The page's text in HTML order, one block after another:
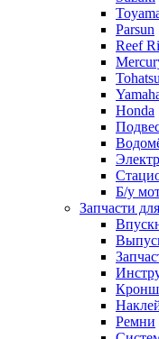
Parsun
Reef
Tohatsu
Honda
Б/у
Запчасти
Ремни